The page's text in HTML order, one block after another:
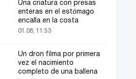
Una criatura con presas
enteras en el estómago
encalla en la costa
01.08, 11:53
Un dron filma por primera
vez el nacimiento
completo de una ballena